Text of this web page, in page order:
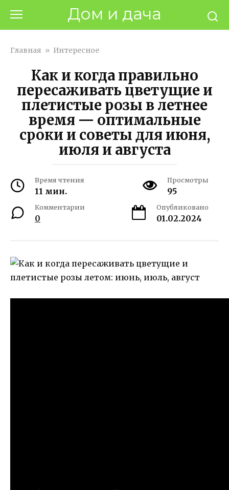
контенту
Дом и дача
Главная » Интересное
Как и когда правильно
пересаживать цветущие и
плетистые розы в летнее
время — оптимальные
сроки и советы для июня,
июля и августа
Время чтения
11 мин.
Просмотры
95
Комментарии
0
Опубликовано
01.02.2024